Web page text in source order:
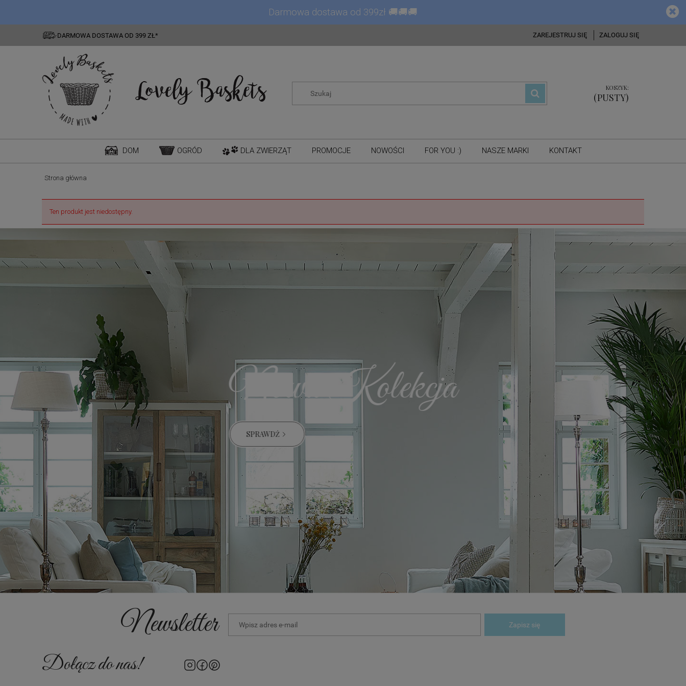
Darmowa dostawa od 399zł 🚚🚚🚚
DARMOWA DOSTAWA OD 399 ZŁ* ZAREJESTRUJ SIĘ ZALOGUJ SIĘ
KOSZYK:
(PUSTY)
DOM OGRÓD DLA ZWIERZĄT PROMOCJE NOWOŚCI FOR YOU :) NASZE MARKI KONTAKT
Strona główna
Ten produkt jest niedostępny.
Nowa Kolekcja
SPRAWDŹ
Newsletter Zapisz się
Dołącz do nas!